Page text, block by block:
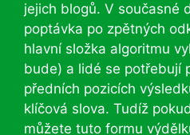
jejich blogů. V současné
poptávka po zpětných
hlavní složka algoritmu
bude) a lidé se potřebují
předních pozicích
klíčová slova. Tudíž
můžete tuto formu